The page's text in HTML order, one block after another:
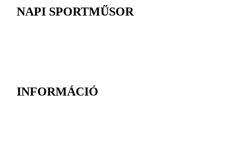
NAPI SPORTMŰSOR
INFORMÁCIÓ